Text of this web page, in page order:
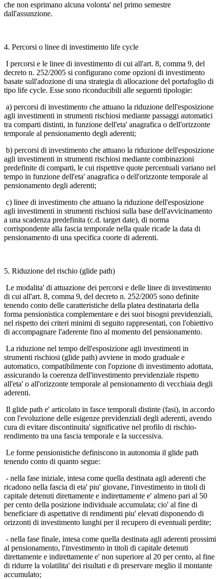
che non esprimano alcuna volonta' nel primo semestre
dall'assunzione.
4. Percorsi o linee di investimento life cycle
I percorsi e le linee di investimento di cui all'art. 8, comma 9, del
decreto n. 252/2005 si configurano come opzioni di investimento
basate sull'adozione di una strategia di allocazione del portafoglio di
tipo life cycle. Esse sono riconducibili alle seguenti tipologie:
a) percorsi di investimento che attuano la riduzione dell'esposizione
agli investimenti in strumenti rischiosi mediante passaggi automatici
tra comparti distinti, in funzione dell'eta' anagrafica o dell'orizzonte
temporale al pensionamento degli aderenti;
b) percorsi di investimento che attuano la riduzione dell'esposizione
agli investimenti in strumenti rischiosi mediante combinazioni
predefinite di comparti, le cui rispettive quote percentuali variano nel
tempo in funzione dell'eta' anagrafica o dell'orizzonte temporale al
pensionamento degli aderenti;
c) linee di investimento che attuano la riduzione dell'esposizione
agli investimenti in strumenti rischiosi sulla base dell'avvicinamento
a una scadenza predefinita (c.d. target date), di norma
corrispondente alla fascia temporale nella quale ricade la data di
pensionamento di una specifica coorte di aderenti.
5. Riduzione del rischio (glide path)
Le modalita' di attuazione dei percorsi e delle linee di investimento
di cui all'art. 8, comma 9, del decreto n. 252/2005 sono definite
tenendo conto delle caratteristiche della platea destinataria della
forma pensionistica complementare e dei suoi bisogni previdenziali,
nel rispetto dei criteri minimi di seguito rappresentati, con l'obiettivo
di accompagnare l'aderente fino al momento del pensionamento.
La riduzione nel tempo dell'esposizione agli investimenti in
strumenti rischiosi (glide path) avviene in modo graduale e
automatico, compatibilmente con l'opzione di investimento adottata,
assicurando la coerenza dell'investimento previdenziale rispetto
all'eta' o all'orizzonte temporale al pensionamento di vecchiaia degli
aderenti.
Il glide path e' articolato in fasce temporali distinte (fasi), in accordo
con l'evoluzione delle esigenze previdenziali degli aderenti, avendo
cura di evitare discontinuita' significative nel profilo di rischio-
rendimento tra una fascia temporale e la successiva.
Le forme pensionistiche definiscono in autonomia il glide path
tenendo conto di quanto segue:
- nella fase iniziale, intesa come quella destinata agli aderenti che
ricadono nella fascia di eta' piu' giovane, l'investimento in titoli di
capitale detenuti direttamente e indirettamente e' almeno pari al 50
per cento della posizione individuale accumulata; cio' al fine di
beneficiare di aspettative di rendimenti piu' elevati disponendo di
orizzonti di investimento lunghi per il recupero di eventuali perdite;
- nella fase finale, intesa come quella destinata agli aderenti prossimi
al pensionamento, l'investimento in titoli di capitale detenuti
direttamente e indirettamente e' non superiore al 20 per cento, al fine
di ridurre la volatilita' dei risultati e di preservare meglio il montante
accumulato;